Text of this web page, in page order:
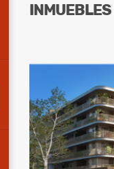
INMUEBLES